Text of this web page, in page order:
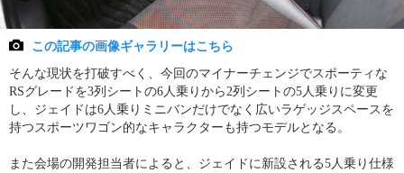
この記事の画像ギャラリーはこちら
そんな現状を打破すべく、今回のマイナーチェンジでスポーティな
RSグレードを3列シートの6人乗りから2列シートの5人乗りに変更
し、ジェイドは6人乗りミニバンだけでなく広いラゲッジスペースを
持つスポーツワゴン的なキャラクターも持つモデルとなる。
また会場の開発担当者によると、ジェイドに新設される5人乗り仕様